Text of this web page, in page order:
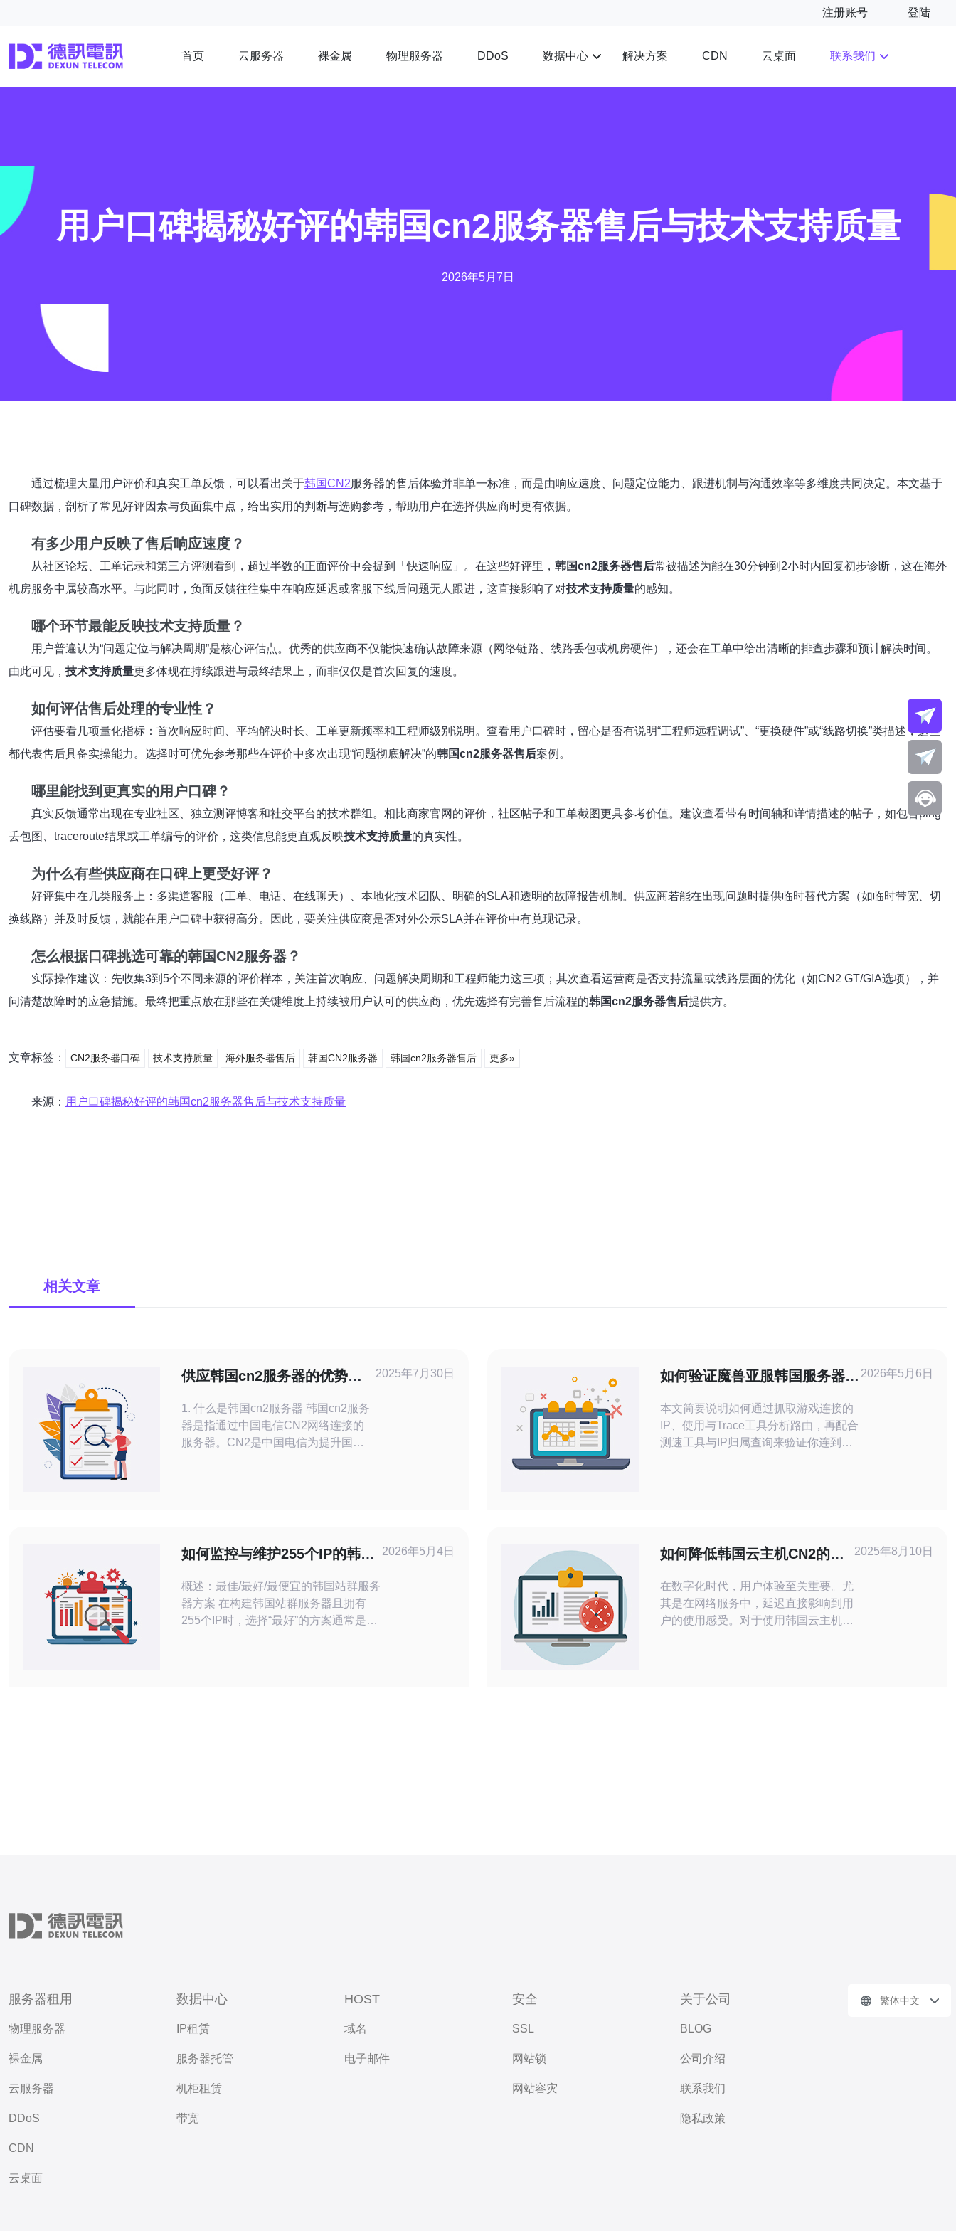
注册账号 登陆
首页 云服务器 裸金属 物理服务器 DDoS 数据中心 解决方案 CDN 云桌面 联系我们
用户口碑揭秘好评的韩国cn2服务器售后与技术支持质量
2026年5月7日
通过梳理大量用户评价和真实工单反馈，可以看出关于韩国CN2服务器的售后体验并非单一标准，而是由响应速度、问题定位能力、跟进机制与沟通效率等多维度共同决定。本文基于
口碑数据，剖析了常见好评因素与负面集中点，给出实用的判断与选购参考，帮助用户在选择供应商时更有依据。
有多少用户反映了售后响应速度？
从社区论坛、工单记录和第三方评测看到，超过半数的正面评价中会提到「快速响应」。在这些好评里， 韩国cn2服务器售后常被描述为能在30分钟到2小时内回复初步诊断，这在海外
机房服务中属较高水平。与此同时，负面反馈往往集中在响应延迟或客服下线后问题无人跟进，这直接影响了对技术支持质量的感知。
哪个环节最能反映技术支持质量？
用户普遍认为“问题定位与解决周期”是核心评估点。优秀的供应商不仅能快速确认故障来源（网络链路、线路丢包或机房硬件），还会在工单中给出清晰的排查步骤和预计解决时间。
由此可见， 技术支持质量更多体现在持续跟进与最终结果上，而非仅仅是首次回复的速度。
如何评估售后处理的专业性？
评估要看几项量化指标：首次响应时间、平均解决时长、工单更新频率和工程师级别说明。查看用户口碑时，留心是否有说明“工程师远程调试”、“更换硬件”或“线路切换”类描述，这些
都代表售后具备实操能力。选择时可优先参考那些在评价中多次出现“问题彻底解决”的韩国cn2服务器售后案例。
哪里能找到更真实的用户口碑？
真实反馈通常出现在专业社区、独立测评博客和社交平台的技术群组。相比商家官网的评价，社区帖子和工单截图更具参考价值。建议查看带有时间轴和详情描述的帖子，如包含ping
丢包图、traceroute结果或工单编号的评价，这类信息能更直观反映技术支持质量的真实性。
为什么有些供应商在口碑上更受好评？
好评集中在几类服务上：多渠道客服（工单、电话、在线聊天）、本地化技术团队、明确的SLA和透明的故障报告机制。供应商若能在出现问题时提供临时替代方案（如临时带宽、切
换线路）并及时反馈，就能在用户口碑中获得高分。因此，要关注供应商是否对外公示SLA并在评价中有兑现记录。
怎么根据口碑挑选可靠的韩国CN2服务器？
实际操作建议：先收集3到5个不同来源的评价样本，关注首次响应、问题解决周期和工程师能力这三项；其次查看运营商是否支持流量或线路层面的优化（如CN2 GT/GIA选项），并
问清楚故障时的应急措施。最终把重点放在那些在关键维度上持续被用户认可的供应商，优先选择有完善售后流程的韩国cn2服务器售后提供方。
文章标签： CN2服务器口碑 技术支持质量 海外服务器售后 韩国CN2服务器 韩国cn2服务器售后 更多»
来源： 用户口碑揭秘好评的韩国cn2服务器售后与技术支持质量
相关文章
供应韩国cn2服务器的优势及
1. 什么是韩国cn2服务器 韩国cn2服务
器是指通过中国电信CN2网络连接的
服务器。CN2是中国电信为提升国际
2025年7月30日
如何验证魔兽亚服韩国服务器在
南
本文简要说明如何通过抓取游戏连接的
IP、使用与Trace工具分析路由，再配合
测速工具与IP归属查询来验证你连到的
游戏启动日志、客户端控制台输出或使
用抓包工具（如Wir
2026年5月6日
如何监控与维护255个IP的韩国
概述：最佳/最好/最便宜的韩国站群服务
器方案 在构建韩国站群服务器且拥有
255个IP时，选择“最好”的方案通常是高
2026年5月4日
如何降低韩国云主机CN2的延
在数字化时代，用户体验至关重要。尤
其是在网络服务中，延迟直接影响到用
户的使用感受。对于使用韩国云主机的
2025年8月10日
服务器租用
物理服务器
裸金属
云服务器
DDoS
CDN
云桌面
数据中心
IP租赁
服务器托管
机柜租赁
带宽
HOST
域名
电子邮件
安全
SSL
网站锁
网站容灾
关于公司
BLOG
公司介绍
联系我们
隐私政策
繁体中文